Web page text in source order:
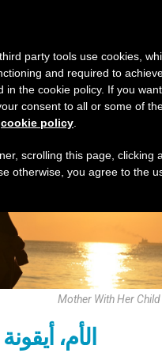
Mother With Her
الأم،
party tools use cookies,
and required to
in the cookie policy. If you
consent to all or some of
cookie policy
scrolling this page, clicking
otherwise, you agree to the